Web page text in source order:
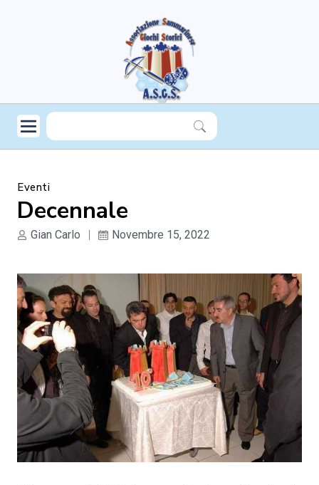
Eventi
Decennale
Gian Carlo Novembre 15, 2022